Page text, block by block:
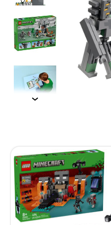
Items van productcarrousel